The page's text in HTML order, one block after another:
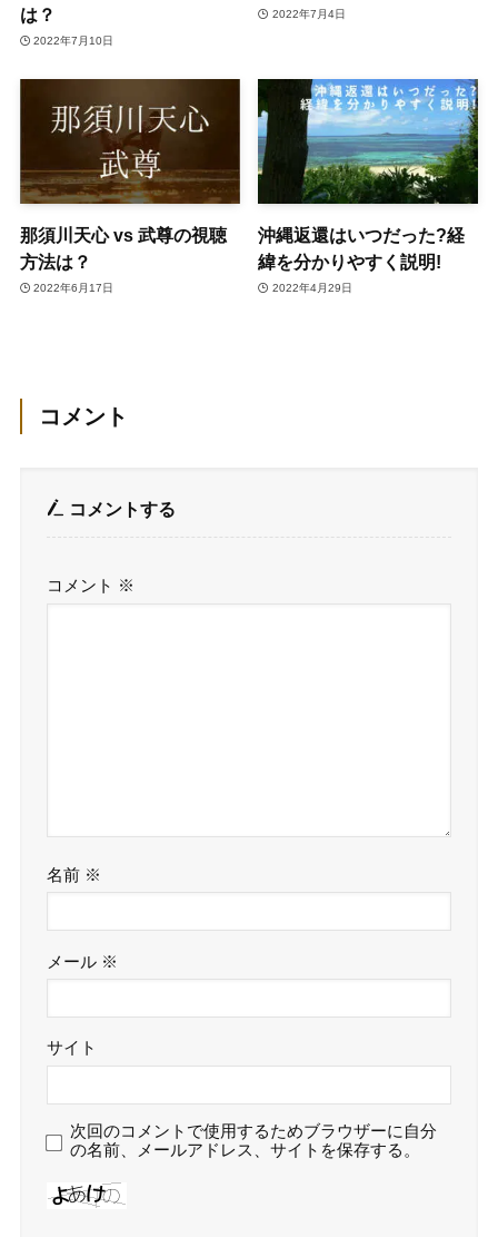
は？
2022年7月10日
2022年7月4日
那須川天心 vs 武尊の視聴
方法は？
2022年6月17日
沖縄返還はいつだった?経
緯を分かりやすく説明!
2022年4月29日
コメント
コメントする
コメント ※
名前 ※
メール ※
サイト
次回のコメントで使用するためブラウザーに自分
の名前、メールアドレス、サイトを保存する。